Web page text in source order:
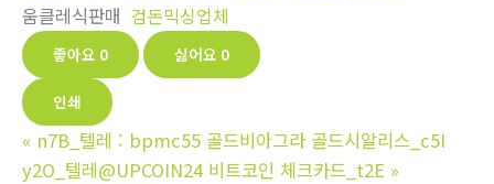
움클레식판매 검돈믹싱업체
좋아요 0 싫어요 0
인쇄
« n7B_텔레 : bpmc55 골드비아그라 골드시알리스_c5I
y2O_텔레@UPCOIN24 비트코인 체크카드_t2E »